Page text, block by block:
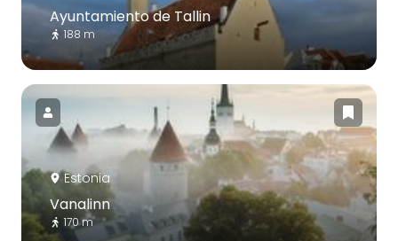
Ayuntamiento de Tallin
188 m
Estonia
Vanalinn
170 m